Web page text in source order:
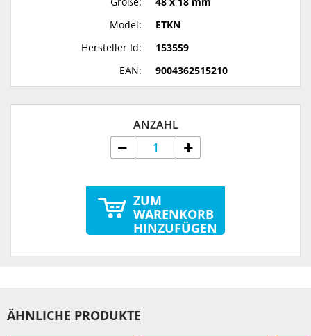
Model:
ETKN
Hersteller Id:
153559
EAN:
9004362515210
ANZAHL
ZUM
WARENKORB
HINZUFÜGEN
ÄHNLICHE PRODUKTE